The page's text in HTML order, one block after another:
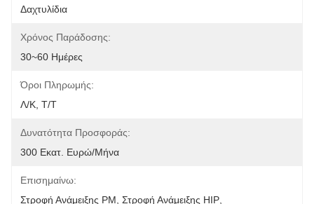
Δαχτυλίδια
Χρόνος Παράδοσης:
30~60 Ημέρες
Όροι Πληρωμής:
Λ/Κ, Τ/Τ
Δυνατότητα Προσφοράς:
300 Εκατ. Ευρώ/μήνα
Επισημαίνω:
Στροφή Ανάμειξης PM Στροφή Ανάμειξης HIP